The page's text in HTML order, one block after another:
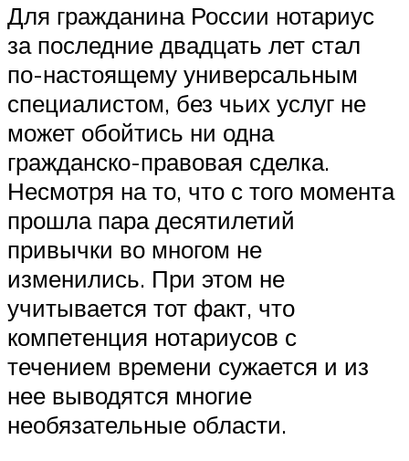
Для гражданина России нотариус
за последние двадцать лет стал
по-настоящему универсальным
специалистом, без чьих услуг не
может обойтись ни одна
гражданско-правовая сделка.
Несмотря на то, что с того момента
прошла пара десятилетий
привычки во многом не
изменились. При этом не
учитывается тот факт, что
компетенция нотариусов с
течением времени сужается и из
нее выводятся многие
необязательные области.